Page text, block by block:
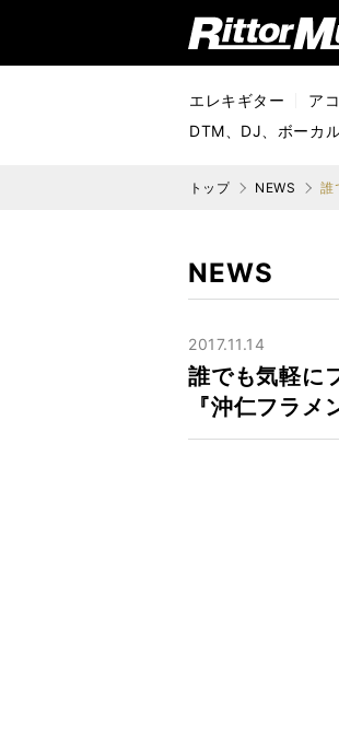
リットーミュージック (Rittor Music)
エレキギター ア
DTM、DJ、ボーカ
トップ NEWS
NEWS
2017.11.14
誰でも気軽に
『沖仁フラ